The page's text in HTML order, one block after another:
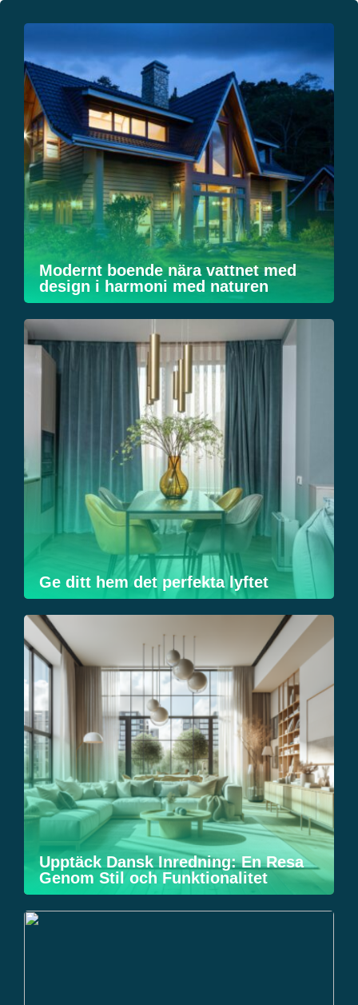
Modernt boende nära vattnet med
design i harmoni med naturen
Ge ditt hem det perfekta lyftet
Upptäck Dansk Inredning: En Resa
Genom Stil och Funktionalitet